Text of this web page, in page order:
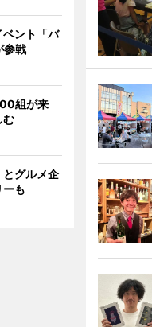
ント「バ
参戦
組が来
む
グルメ企
も